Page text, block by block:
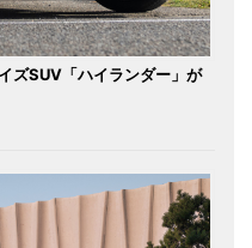
ズSUV「ハイランダー」が